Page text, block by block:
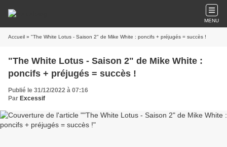
MENU
Accueil » "The White Lotus - Saison 2" de Mike White : poncifs + préjugés = succès !
"The White Lotus - Saison 2" de Mike White :
poncifs + préjugés = succès !
Publié le 31/12/2022 à 07:16
Par Excessif